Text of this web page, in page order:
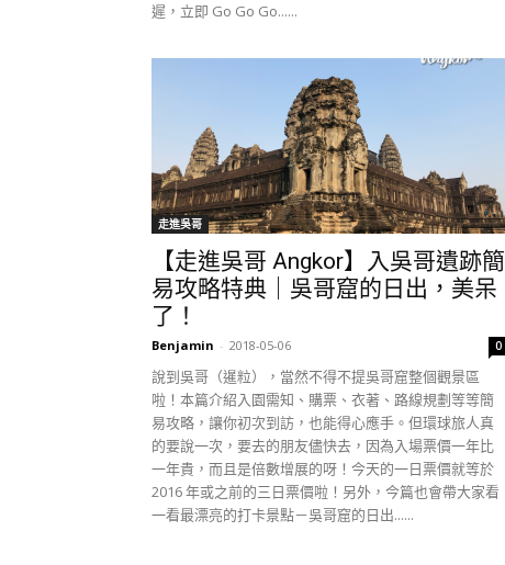
遲，立即 Go Go Go......
走進吳哥
【走進吳哥 Angkor】入吳哥遺跡簡
易攻略特典｜吳哥窟的日出，美呆
了！
Benjamin - 2018-05-06 0
說到吳哥（暹粒），當然不得不提吳哥窟整個觀景區
啦！本篇介紹入園需知、購票、衣著、路線規劃等等簡
易攻略，讓你初次到訪，也能得心應手。但環球旅人真
的要說一次，要去的朋友儘快去，因為入場票價一年比
一年貴，而且是倍數增展的呀！今天的一日票價就等於
2016 年或之前的三日票價啦！另外，今篇也會帶大家看
一看最漂亮的打卡景點－吳哥窟的日出......